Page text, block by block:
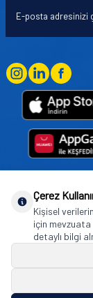
Goodyear (and
Tire & Rubber
Istanbul/
Çerez
Kişisel
için mevzuata
detaylı bilgi